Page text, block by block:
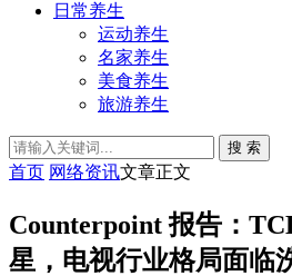
日常养生
运动养生
名家养生
美食养生
旅游养生
搜 索
首页 网络资讯文章正文
Counterpoint 报告：
星，电视行业格局面临